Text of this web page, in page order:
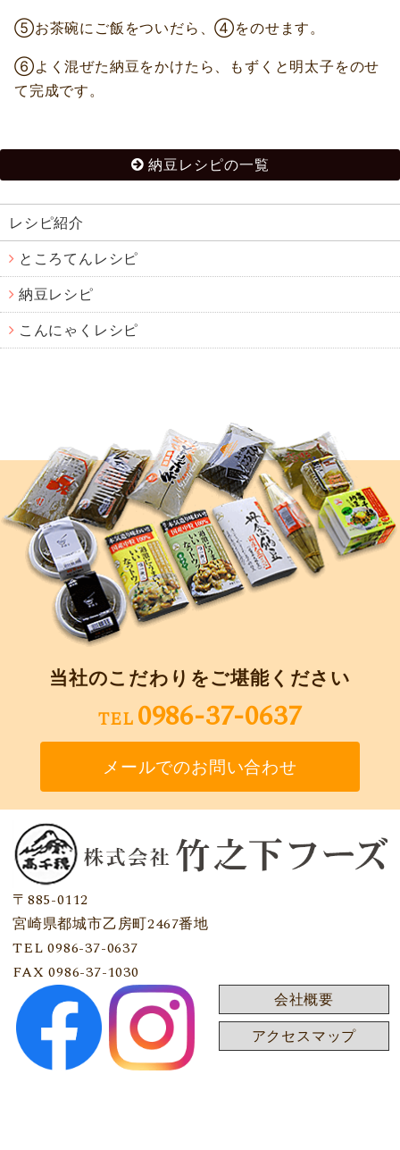
⑤お茶碗にご飯をついだら、④をのせます。
⑥よく混ぜた納豆をかけたら、もずくと明太子をのせ
て完成です。
納豆レシピの一覧
レシピ紹介
ところてんレシピ
納豆レシピ
こんにゃくレシピ
当社のこだわりをご堪能ください
TEL 0986-37-0637
メールでのお問い合わせ
〒885-0112
宮崎県都城市乙房町2467番地
TEL 0986-37-0637
FAX 0986-37-1030
会社概要
アクセスマップ